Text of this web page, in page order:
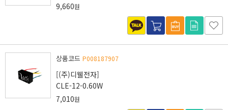
9,660원
상품코드 P008187907
[(주)디웰전자]
CLE-12-0.60W
7,010원